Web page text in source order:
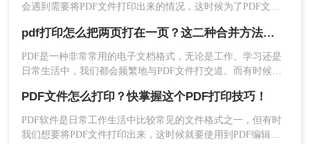
会遇到需要将PDF文件打印出来的情况，这时候为了PDF文件
们就一起了解下在PDF编辑器中，如何设置PDF打印页边距。
pdf打印怎么把两页打在一页？这二种合并方法了解一下！
PDF是一种非常常用的电子文档格式，无论是工作、学习还是
日常生活中，我们都会频繁地与PDF文件打交道。而有时候，
页上，以便节省纸张和空间。本文将介绍pdf打印怎么把两页打
在一页的方法来实现这个需求。
PDF文件怎么打印？快掌握这个PDF打印技巧！
PDF软件是日常工作生活中比较常见的文件格式之一，但有时
我们想要将PDF文件打印出来，这时候就要使用到PDF编辑器